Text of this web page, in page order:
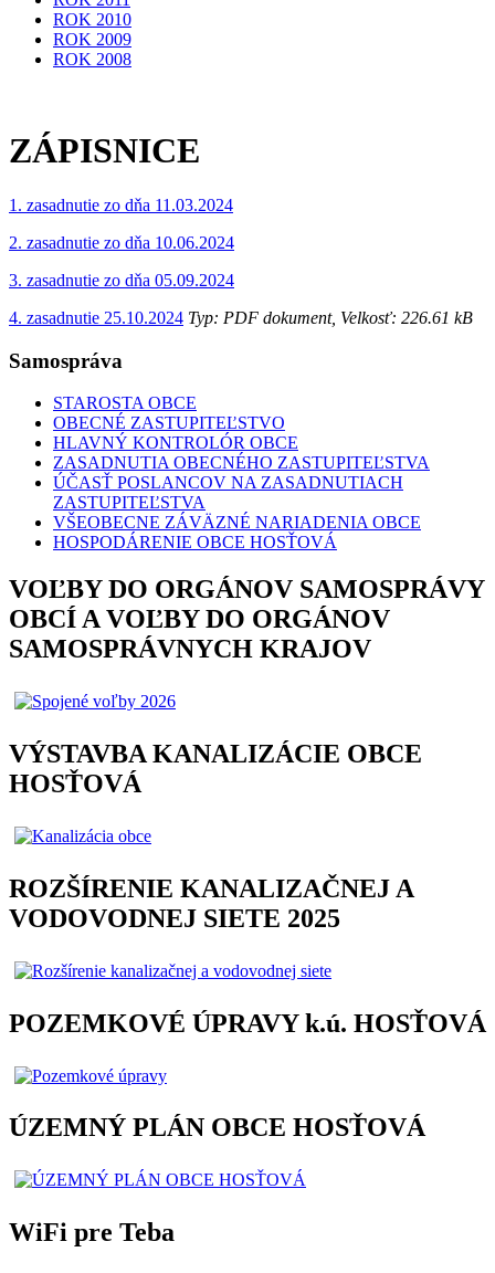
ROK 2010
ROK 2009
ROK 2008
ZÁPISNICE
1. zasadnutie zo dňa 11.03.2024
2. zasadnutie zo dňa 10.06.2024
3. zasadnutie zo dňa 05.09.2024
4. zasadnutie 25.10.2024 Typ: PDF dokument, Velkosť: 226.61 kB
Samospráva
STAROSTA OBCE
OBECNÉ ZASTUPITEĽSTVO
HLAVNÝ KONTROLÓR OBCE
ZASADNUTIA OBECNÉHO ZASTUPITEĽSTVA
ÚČASŤ POSLANCOV NA ZASADNUTIACH
ZASTUPITEĽSTVA
VŠEOBECNE ZÁVÄZNÉ NARIADENIA OBCE
HOSPODÁRENIE OBCE HOSŤOVÁ
VOĽBY DO ORGÁNOV SAMOSPRÁVY
OBCÍ A VOĽBY DO ORGÁNOV
SAMOSPRÁVNYCH KRAJOV
VÝSTAVBA KANALIZÁCIE OBCE
HOSŤOVÁ
ROZŠÍRENIE KANALIZAČNEJ A
VODOVODNEJ SIETE 2025
POZEMKOVÉ ÚPRAVY k.ú. HOSŤOVÁ
ÚZEMNÝ PLÁN OBCE HOSŤOVÁ
WiFi pre Teba